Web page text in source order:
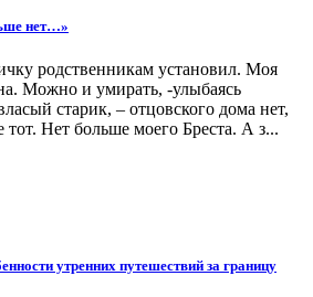
нет…»
родственникам установил. Моя
Можно и умирать, -улыбаясь
старик, – отцовского дома нет,
тот. Нет больше моего Бреста. А з...
утренних путешествий за границу